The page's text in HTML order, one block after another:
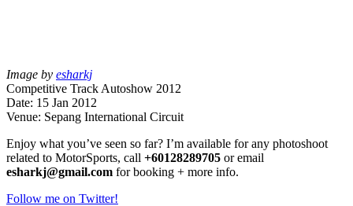
Image by esharkj
Competitive Track Autoshow 2012
Date: 15 Jan 2012
Venue: Sepang International Circuit
Enjoy what you’ve seen so far? I’m available for any photoshoot
related to MotorSports, call +60128289705 or email
esharkj@gmail.com for booking + more info.
Follow me on Twitter!